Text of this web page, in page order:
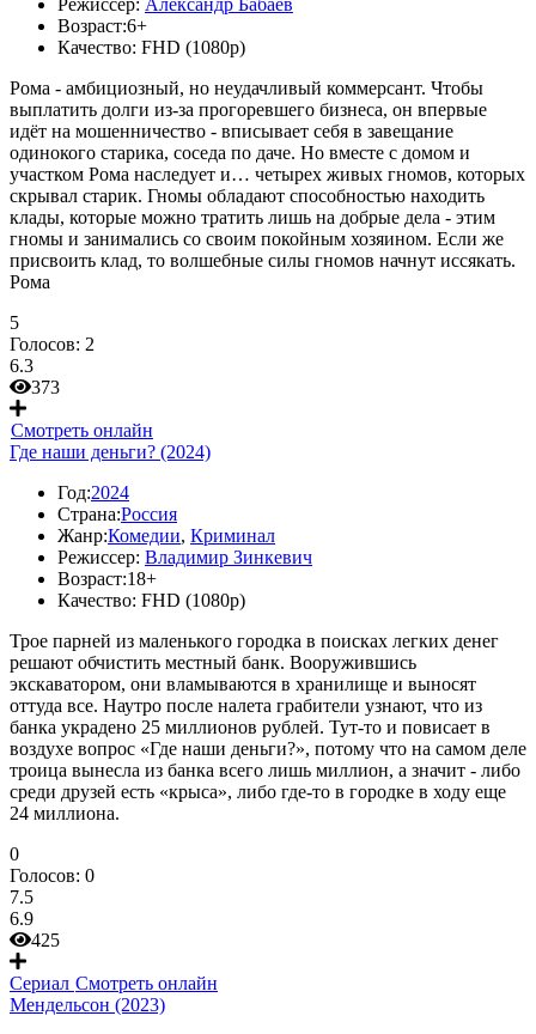
Режиссер: Александр Бабаев
Возраст:6+
Качество: FHD (1080p)
Рома - амбициозный, но неудачливый коммерсант. Чтобы
выплатить долги из-за прогоревшего бизнеса, он впервые
идёт на мошенничество - вписывает себя в завещание
одинокого старика, соседа по даче. Но вместе с домом и
участком Рома наследует и… четырех живых гномов, которых
скрывал старик. Гномы обладают способностью находить
клады, которые можно тратить лишь на добрые дела - этим
гномы и занимались со своим покойным хозяином. Если же
присвоить клад, то волшебные силы гномов начнут иссякать.
Рома
5
Голосов: 2
6.3
373
Смотреть онлайн
Где наши деньги? (2024)
Год:2024
Страна:Россия
Жанр:Комедии, Криминал
Режиссер: Владимир Зинкевич
Возраст:18+
Качество: FHD (1080p)
Трое парней из маленького городка в поисках легких денег
решают обчистить местный банк. Вооружившись
экскаватором, они вламываются в хранилище и выносят
оттуда все. Наутро после налета грабители узнают, что из
банка украдено 25 миллионов рублей. Тут-то и повисает в
воздухе вопрос «Где наши деньги?», потому что на самом деле
троица вынесла из банка всего лишь миллион, а значит - либо
среди друзей есть «крыса», либо где-то в городке в ходу еще
24 миллиона.
0
Голосов: 0
7.5
6.9
425
Сериал Смотреть онлайн
Мендельсон (2023)